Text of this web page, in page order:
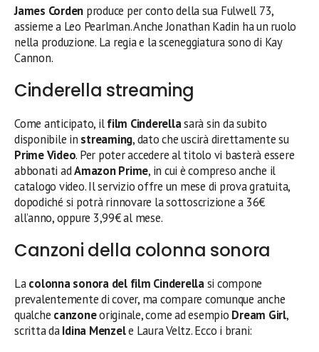
James Corden produce per conto della sua Fulwell 73,
assieme a Leo Pearlman. Anche Jonathan Kadin ha un ruolo
nella produzione. La regia e la sceneggiatura sono di Kay
Cannon.
Cinderella streaming
Come anticipato, ilfilm Cinderellasarà sin da subito
disponibile in streaming, dato che uscirà direttamente su
Prime Video. Per poter accedere al titolo vi basterà essere
abbonati adAmazon Prime, in cui è compreso anche il
catalogo video. Il servizio offre un mese di prova gratuita,
dopodiché si potrà rinnovare la sottoscrizione a 36€
all’anno, oppure 3,99€ al mese.
Canzoni della colonna sonora
Lacolonna sonora del film Cinderellasi compone
prevalentemente di cover, ma compare comunque anche
qualche canzoneoriginale, come ad esempio Dream Girl,
scritta daIdina Menzele Laura Veltz. Ecco i brani: